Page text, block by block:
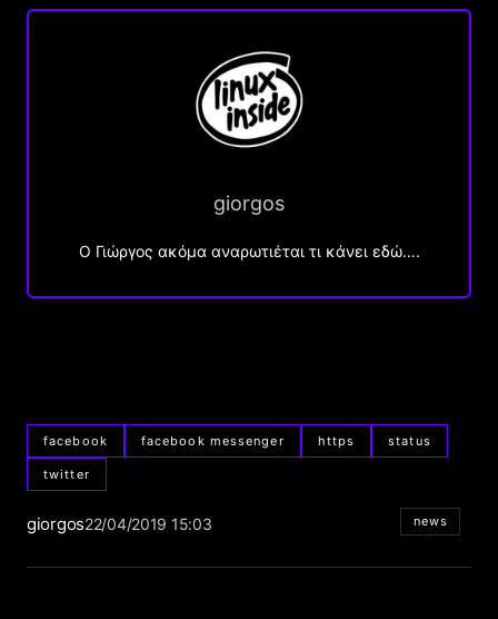
giorgos
Ο Γιώργος ακόμα αναρωτιέται τι κάνει εδώ….
facebook facebook messenger https status
twitter
giorgos22/04/2019 15:03 news